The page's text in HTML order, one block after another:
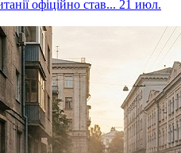
офіційно став... 21 июл.